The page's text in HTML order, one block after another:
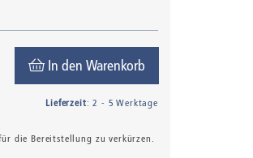
In den Warenkorb
Lieferzeit: 2 - 5 Werktage
die Bereitstellung zu verkürzen.